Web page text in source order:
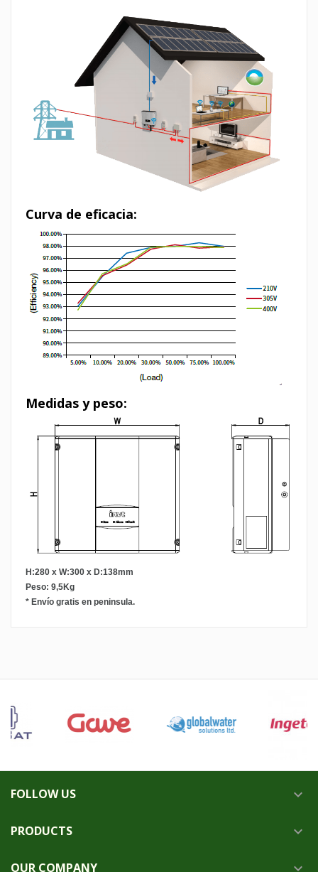
Curva de eficacia:
Medidas y peso:
H:280 x W:300 x D:138mm
Peso: 9,5Kg
* Envío gratis en peninsula.
FOLLOW US 
PRODUCTS 
OUR COMPANY 